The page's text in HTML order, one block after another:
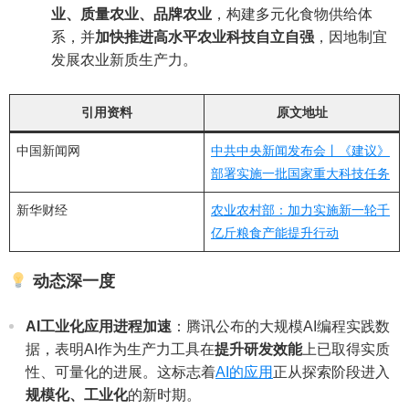
业、质量农业、品牌农业 ，构建多元化食物供给体
系，并加快推进高水平农业科技自立自强 ，因地制宜
发展农业新质生产力。
引用资料 原文地址
中国新闻网
中共中央新闻发布会丨《建议》
部署实施一批国家重大科技任务
新华财经
农业农村部：加力实施新一轮千
亿斤粮食产能提升行动
动态深一度
AI工业化应用进程加速 ：腾讯公布的大规模AI编程实践数
据，表明AI作为生产力工具在提升研发效能上已取得实质
性、可量化的进展。这标志着AI的应用 正从探索阶段进入
规模化、工业化的新时期。